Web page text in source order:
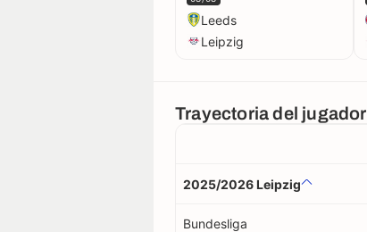
Leeds
Leipzig
Trayectoria del jugador
2025/2026 Leipzig
Bundesliga